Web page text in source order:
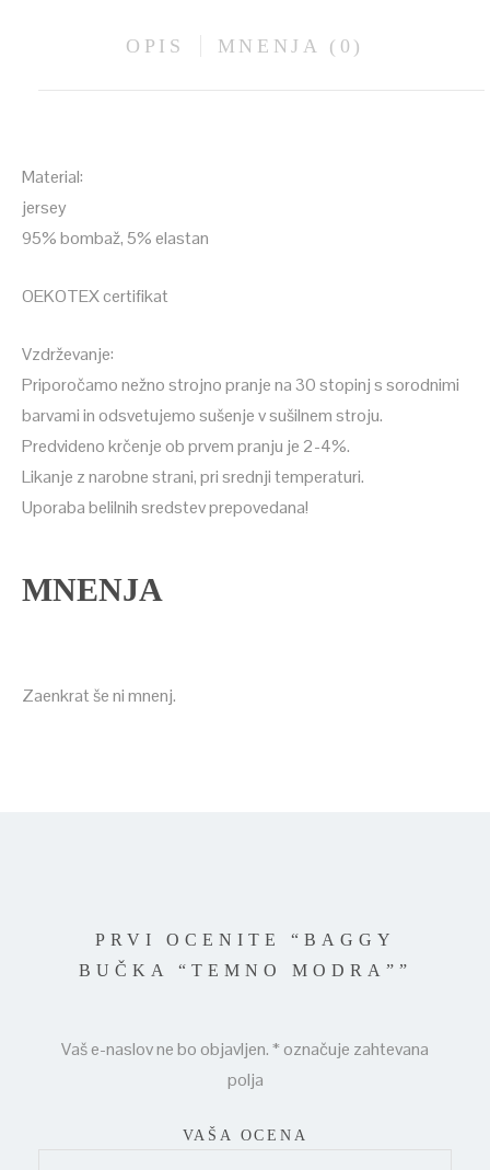
OPIS MNENJA (0)
Material:
jersey
95% bombaž, 5% elastan
OEKOTEX certifikat
Vzdrževanje:
Priporočamo nežno strojno pranje na 30 stopinj s sorodnimi
barvami in odsvetujemo sušenje v sušilnem stroju.
Predvideno krčenje ob prvem pranju je 2-4%.
Likanje z narobne strani, pri srednji temperaturi.
Uporaba belilnih sredstev prepovedana!
MNENJA
Zaenkrat še ni mnenj.
PRVI OCENITE “BAGGY
BUČKA “TEMNO MODRA””
Vaš e-naslov ne bo objavljen.* označuje zahtevana
polja
VAŠA OCENA